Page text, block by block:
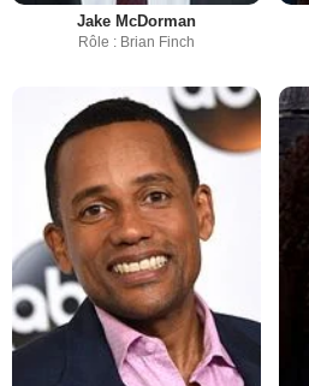
Jake McDorman
Rôle : Brian Finch